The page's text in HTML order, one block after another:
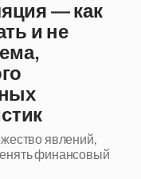
— как
и не
явлений,
финансовый